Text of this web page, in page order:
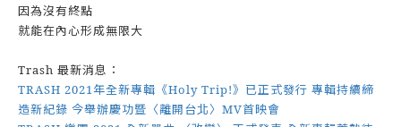
因為沒有終點
就能在內心形成無限大
Trash 最新消息：
TRASH 2021年全新專輯《Holy Trip!》已正式發行 專輯持續締
造新紀錄 今舉辦慶功暨〈離開台北〉MV首映會